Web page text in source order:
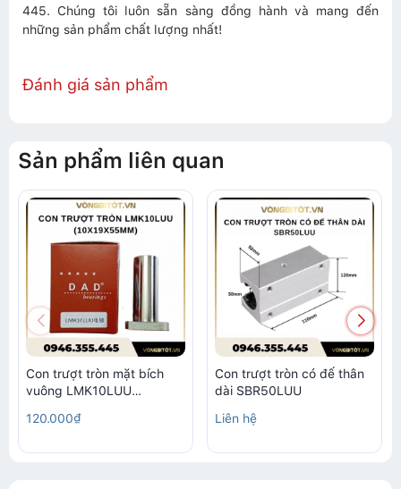
445. Chúng tôi luôn sẵn sàng đồng hành và mang đến
những sản phẩm chất lượng nhất!
Đánh giá sản phẩm
Sản phẩm liên quan
Con trượt tròn mặt bích
vuông LMK10LUU
120.000₫
Con trượt tròn có đế thân
dài SBR50LUU
Liên hệ